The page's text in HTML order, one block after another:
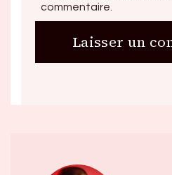
commentaire.